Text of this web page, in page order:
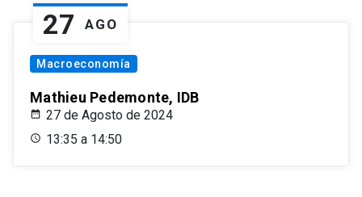
27 AGO
Macroeconomía
Mathieu Pedemonte, IDB
27 de Agosto de 2024
13:35 a 14:50